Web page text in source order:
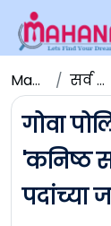
Maha NMK सर्व जाहिराती
गोवा
'कनिष्ठ
पदांच्या